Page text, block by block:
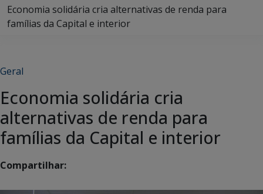
Economia solidária cria alternativas de renda para
famílias da Capital e interior
Geral
Economia solidária cria
alternativas de renda para
famílias da Capital e interior
Compartilhar: